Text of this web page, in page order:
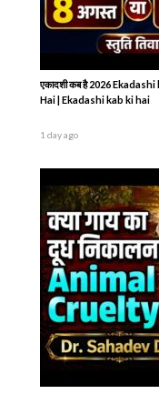
एकादशी कब है 2026
Hai | Ekadashi kab ki hai
1 day ago